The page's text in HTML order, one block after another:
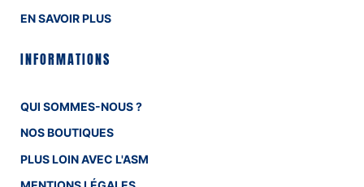
EN SAVOIR PLUS
INFORMATIONS
QUI SOMMES-NOUS ?
NOS BOUTIQUES
PLUS LOIN AVEC L'ASM